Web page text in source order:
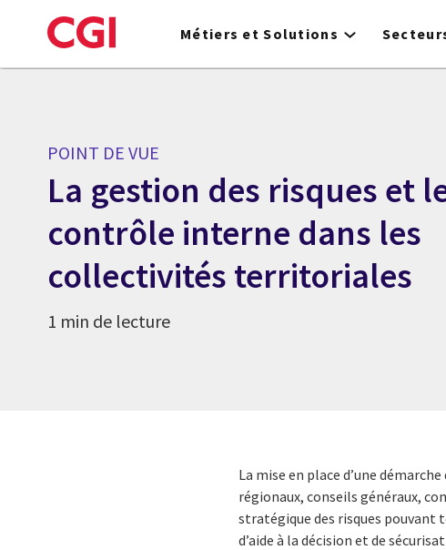
to
Métiers et Solutions
POINT DE VUE
La gestion des risques et
contrôle interne dans les
collectivités territoriales
1 min de lecture
La mise en place d’une
régionaux, conseils généraux,
stratégique des risques
d’aide à la décision et de